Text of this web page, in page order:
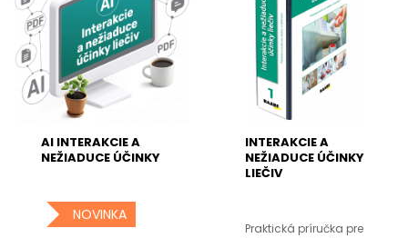
AI INTERAKCIE A
NEŽIADUCE ÚČINKY
NOVINKA
INTERAKCIE A
NEŽIADUCE ÚČINKY
LIEČIV
Praktická príručka pre